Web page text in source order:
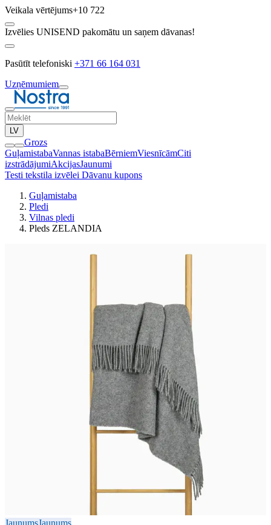
Veikala vērtējums+10 722
Izvēlies UNISEND pakomātu un saņem dāvanas!
Pasūtīt telefoniski +371 66 164 031
Uzņēmumiem
LV
Grozs
GuļamistabaVannas istabaBērniemViesnīcāmCiti
izstrādājumiAkcijasJaunumi
Testi tekstila izvēlei Dāvanu kupons
Guļamistaba
Pledi
Vilnas pledi
Pleds ZELANDIA
JaunumsJaunums